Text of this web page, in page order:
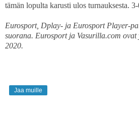
tämän lopulta karusti ulos turnauksesta.
Eurosport, Dplay- ja Eurosport Player-
suorana. Eurosport ja Vasurilla.com ovat
2020.
Jaa muille